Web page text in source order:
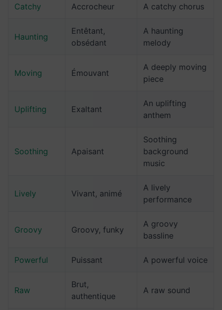
Catchy Accrocheur A catchy chorus
Haunting
Entêtant,
obsédant
A haunting
melody
Moving Émouvant
A deeply moving
piece
Uplifting Exaltant
An uplifting
anthem
Soothing Apaisant
Soothing
background
music
Lively Vivant, animé
A lively
performance
Groovy Groovy, funky
A groovy
bassline
Powerful Puissant A powerful voice
Raw
Brut,
authentique
A raw sound